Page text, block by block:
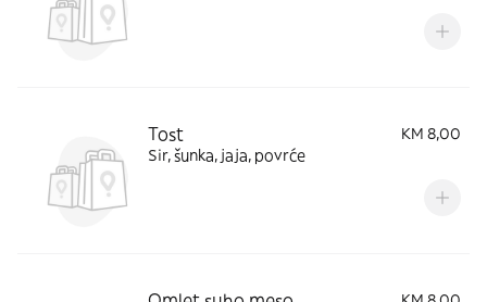
Tost
KM 8,00
Sir, šunka, jaja, povrće